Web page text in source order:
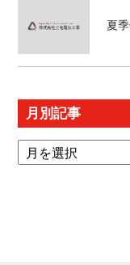
夏
月別記事